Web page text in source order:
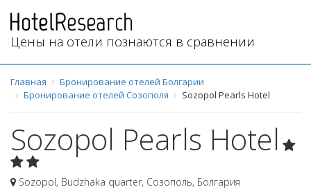
Цены на отели познаются в сравнении
Главная
Бронирование отелей Болгарии
Бронирование отелей Созополя
Sozopol Pearls Hotel
Sozopol Pearls Hotel
Sozopol, Budzhaka quarter, Созополь, Болгария